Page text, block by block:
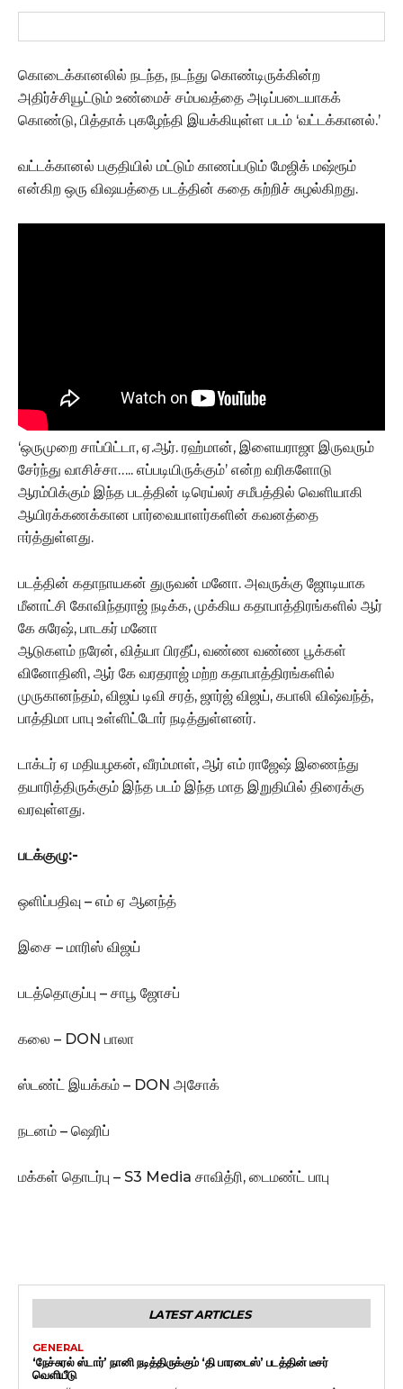
கொடைக்கானலில் நடந்த, நடந்து கொண்டிருக்கின்ற
அதிர்ச்சியூட்டும் உண்மைச் சம்பவத்தை அடிப்படையாகக்
கொண்டு, பித்தாக் புகழேந்தி இயக்கியுள்ள படம் ‘வட்டக்கானல்.’
வட்டக்கானல் பகுதியில் மட்டும் காணப்படும் மேஜிக் மஷ்ரூம்
என்கிற ஒரு விஷயத்தை படத்தின் கதை சுற்றிச் சுழல்கிறது.
‘ஒருமுறை சாப்பிட்டா, ஏ.ஆர். ரஹ்மான், இளையராஜா இருவரும்
சேர்ந்து வாசிச்சா….. எப்படியிருக்கும்’ என்ற வரிகளோடு
ஆரம்பிக்கும் இந்த படத்தின் டிரெய்லர் சமீபத்தில் வெளியாகி
ஆயிரக்கணக்கான பார்வையாளர்களின் கவனத்தை
ஈர்த்துள்ளது.
படத்தின் கதாநாயகன் துருவன் மனோ. அவருக்கு ஜோடியாக
மீனாட்சி கோவிந்தராஜ் நடிக்க, முக்கிய கதாபாத்திரங்களில் ஆர்
கே சுரேஷ், பாடகர் மனோ
ஆடுகளம் நரேன், வித்யா பிரதீப், வண்ண வண்ண பூக்கள்
வினோதினி, ஆர் கே வரதராஜ் மற்ற கதாபாத்திரங்களில்
முருகானந்தம், விஜய் டிவி சரத், ஜார்ஜ் விஜய், கபாலி விஷ்வந்த்,
பாத்திமா பாபு உள்ளிட்டோர் நடித்துள்ளனர்.
டாக்டர் ஏ மதியழகன், வீரம்மாள், ஆர் எம் ராஜேஷ் இணைந்து
தயாரித்திருக்கும் இந்த படம் இந்த மாத இறுதியில் திரைக்கு
வரவுள்ளது.
படக்குழு:-
ஒளிப்பதிவு – எம் ஏ ஆனந்த்
இசை – மாரிஸ் விஜய்
படத்தொகுப்பு – சாபூ ஜோசப்
கலை – DON பாலா
ஸ்டண்ட் இயக்கம் – DON அசோக்
நடனம் – ஷெரிப்
மக்கள் தொடர்பு – S3 Media சாவித்ரி, டைமண்ட் பாபு
LATEST ARTICLES
GENERAL
‘நேச்சுரல் ஸ்டார்’ நானி நடித்திருக்கும் ‘தி பாரடைஸ்’ படத்தின் டீசர்
வெளியீடு